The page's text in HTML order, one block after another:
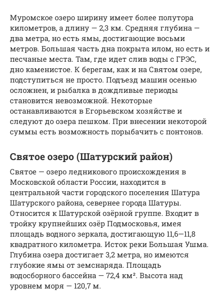
Муромское озеро ширину имеет более полутора
километров, а длину — 2,3 км. Средняя глубина —
два метра, но есть ямы, достигающие восьми
метров. Большая часть дна покрыта илом, но есть и
песчаные места. Там, где идет слив воды с ГРЭС,
дно каменистое. К берегам, как и на Святом озере,
подступиться не просто. Подъезд машин осенью
осложнен, и рыбалка в дождливые периоды
становится невозможной. Некоторые
останавливаются в Егорьевском хозяйстве и
следуют до озера пешком. При внесении некоторой
суммы есть возможность порыбачить с понтонов.
Святое озеро (Шатурский район)
Святое — озеро ледникового происхождения в
Московской области России, находится в
центральной части городского поселения Шатура
Шатурского района, севернее города Шатуры.
Относится к Шатурской озёрной группе. Входит в
тройку крупнейших озёр Подмосковья, имея
площадь водного зеркала, достигающую 11,6—11,8
квадратного километра. Исток реки Большая Ушма.
Глубина озера достигает 3,2 метра, но имеются
глубокие ямы от земснаряда. Площадь
водосборного бассейна — 72,4 км². Высота над
уровнем моря — 120,7 м.